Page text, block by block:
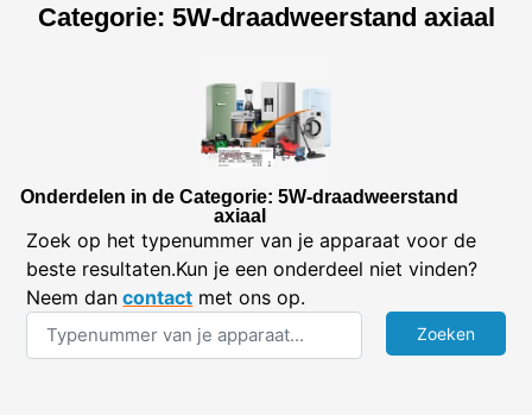
Categorie: 5W-draadweerstand axiaal
Onderdelen in de Categorie: 5W-draadweerstand
axiaal
Zoek op het typenummer van je apparaat voor de
beste resultaten.Kun je een onderdeel niet vinden?
Neem dan contact met ons op.